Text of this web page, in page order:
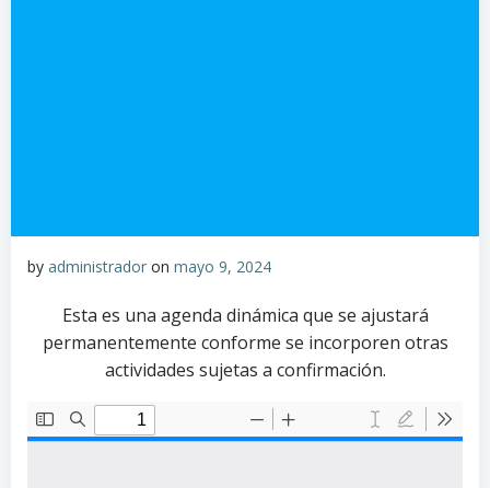
by administrador on mayo 9, 2024
Esta es una agenda dinámica que se ajustará
permanentemente conforme se incorporen otras
actividades sujetas a confirmación.